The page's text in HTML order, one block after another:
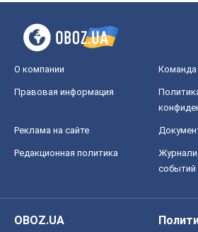
О компании Команда
Правовая информация
Реклама на сайте
Редакционная политика
событий
OBOZ.UA